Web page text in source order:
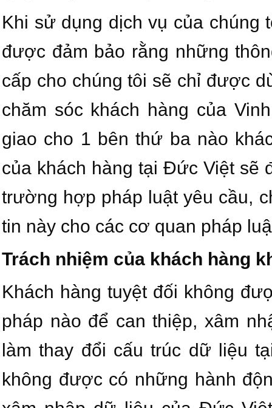
Khi sử dụng dịch vụ của chúng
được đảm bảo rằng những
cấp cho chúng tôi sẽ chỉ được
chăm sóc khách hàng của
giao cho 1 bên thứ ba nào
của khách hàng tại Đức Việt sẽ
trường hợp pháp luật yêu cầu,
tin này cho các cơ quan pháp
Trách nhiệm của khách hàng
Khách hàng tuyệt đối không
pháp nào để can thiệp, xâm
làm thay đổi cấu trúc dữ liệu
không được có những hành